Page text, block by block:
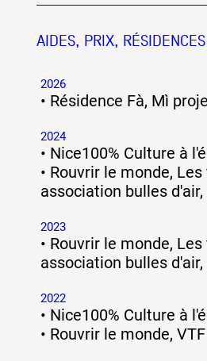
AIDES, PRIX, RÉSIDENCES
2026
• Résidence Fà, Mì
2024
• Nice100% Culture à
• Rouvrir le monde,
association bulles d'air,
2023
• Rouvrir le monde,
association bulles d'air,
2022
• Nice100% Culture à
• Rouvrir le monde,